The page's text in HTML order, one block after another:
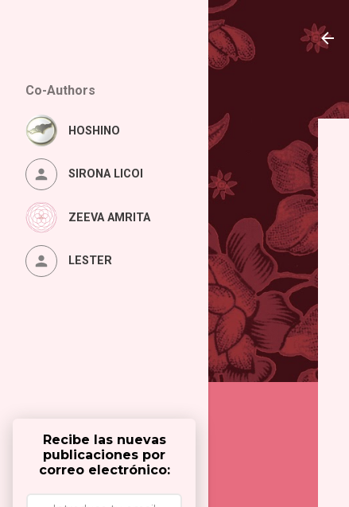
Co-Authors
HOSHINO
SIRONA LICOI
ZEEVA AMRITA
LESTER
Recibe las nuevas
publicaciones por
correo electrónico: